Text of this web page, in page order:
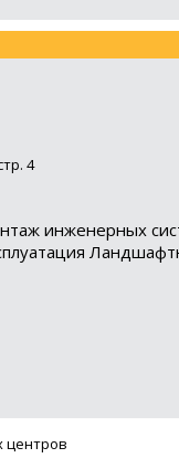
4
инженерных
центров